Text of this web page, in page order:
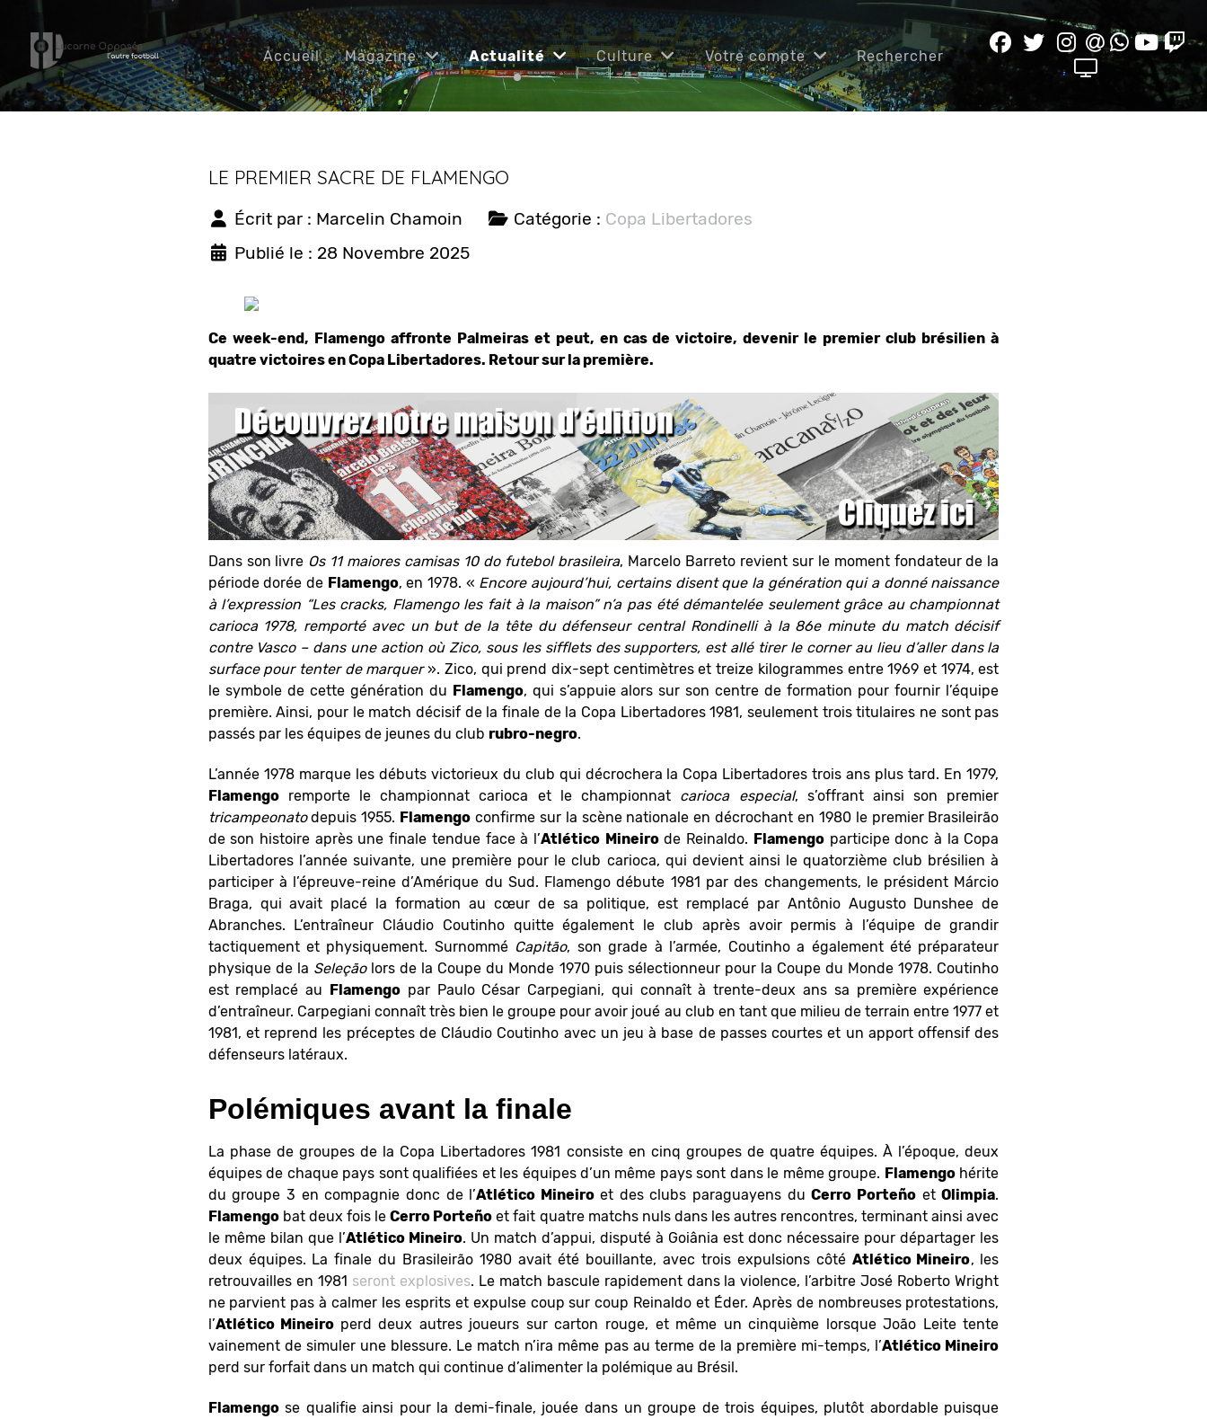
Accueil Magazine Actualité Culture Votre compte Rechercher
LE PREMIER SACRE DE FLAMENGO
Écrit par : Marcelin Chamoin Catégorie : Copa Libertadores
Publié le : 28 Novembre 2025
Ce week-end, Flamengo affronte Palmeiras et peut, en cas de victoire, devenir le premier club brésilien à
quatre victoires en Copa Libertadores. Retour sur la première.
Dans son livre Os 11 maiores camisas 10 do futebol brasileira, Marcelo Barreto revient sur le moment fondateur de la
période dorée de Flamengo, en 1978. « Encore aujourd’hui, certains disent que la génération qui a donné naissance
à l’expression “Les cracks, Flamengo les fait à la maison” n’a pas été démantelée seulement grâce au championnat
carioca 1978, remporté avec un but de la tête du défenseur central Rondinelli à la 86e minute du match décisif
contre Vasco – dans une action où Zico, sous les sifflets des supporters, est allé tirer le corner au lieu d’aller dans la
surface pour tenter de marquer». Zico, qui prend dix-sept centimètres et treize kilogrammes entre 1969 et 1974, est
le symbole de cette génération du Flamengo, qui s’appuie alors sur son centre de formation pour fournir l’équipe
première. Ainsi, pour le match décisif de la finale de la Copa Libertadores 1981, seulement trois titulaires ne sont pas
passés par les équipes de jeunes du club rubro-negro.
L’année 1978 marque les débuts victorieux du club qui décrochera la Copa Libertadores trois ans plus tard. En 1979,
Flamengoremporte le championnat carioca et le championnat carioca especial, s’offrant ainsi son premier
tricampeonatodepuis 1955. Flamengo confirme sur la scène nationale en décrochant en 1980 le premier Brasileirão
de son histoire après une finale tendue face à l’Atlético Mineirode Reinaldo. Flamengoparticipe donc à la Copa
Libertadores l’année suivante, une première pour le club carioca, qui devient ainsi le quatorzième club brésilien à
participer à l’épreuve-reine d’Amérique du Sud. Flamengo débute 1981 par des changements, le président Márcio
Braga, qui avait placé la formation au cœur de sa politique, est remplacé par Antônio Augusto Dunshee de
Abranches. L’entraîneur Cláudio Coutinho quitte également le club après avoir permis à l’équipe de grandir
tactiquement et physiquement. Surnommé Capitão, son grade à l’armée, Coutinho a également été préparateur
physique de la Seleçãolors de la Coupe du Monde 1970 puis sélectionneur pour la Coupe du Monde 1978. Coutinho
est remplacé au
Flamengopar Paulo César Carpegiani, qui connaît à trente-deux ans sa première expérience
d’entraîneur. Carpegiani connaît très bien le groupe pour avoir joué au club en tant que milieu de terrain entre 1977 et
1981, et reprend les préceptes de Cláudio Coutinho avec un jeu à base de passes courtes et un apport offensif des
défenseurs latéraux.
Polémiques avant la finale
La phase de groupes de la Copa Libertadores 1981 consiste en cinq groupes de quatre équipes. À l’époque, deux
équipes de chaque pays sont qualifiées et les équipes d’un même pays sont dans le même groupe. Flamengohérite
du groupe 3 en compagnie donc de l’Atlético Mineiro et des clubs paraguayens duCerro Porteño etOlimpia.
Flamengobat deux fois leCerro Porteño et fait quatre matchs nuls dans les autres rencontres, terminant ainsi avec
le même bilan que l’Atlético Mineiro. Un match d’appui, disputé à Goiânia est donc nécessaire pour départager les
deux équipes. La finale du Brasileirão 1980 avait été bouillante, avec trois expulsions côté Atlético Mineiro, les
retrouvailles en 1981 seront explosives. Le match bascule rapidement dans la violence, l’arbitre José Roberto Wright
ne parvient pas à calmer les esprits et expulse coup sur coup Reinaldo et Éder. Après de nombreuses protestations,
l’Atlético Mineiro perd deux autres joueurs sur carton rouge, et même un cinquième lorsque João Leite tente
vainement de simuler une blessure. Le match n’ira même pas au terme de la première mi-temps, l’Atlético Mineiro
perd sur forfait dans un match qui continue d’alimenter la polémique au Brésil.
Flamengose qualifie ainsi pour la demi-finale, jouée dans un groupe de trois équipes, plutôt abordable puisque